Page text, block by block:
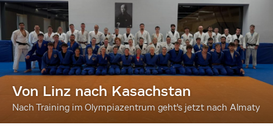
Von Linz nach Kasachstan
Nach Training im Olympiazentrum geht's jetzt nach Almaty